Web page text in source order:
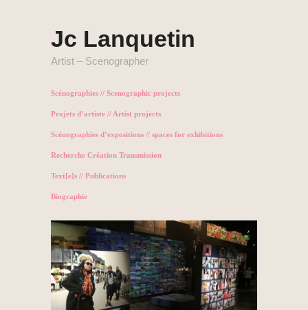
Jc Lanquetin
Artist – Scenographer
Scénographies // Scenographic projects
Projets d’artiste // Artist projects
Scénographies d’expositions // spaces for exhibitions
Recherche Création Transmission
Text[e]s // Publications
Biographie